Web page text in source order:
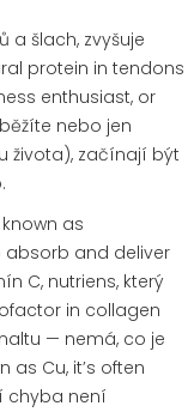
a šlach, zvyšuje
protein in tendons
enthusiast, or
nebo jen
života), začínají být
known as
absorb and deliver
C, nutriens, který
in collagen
— nemá, co je
as Cu, it’s often
chyba není